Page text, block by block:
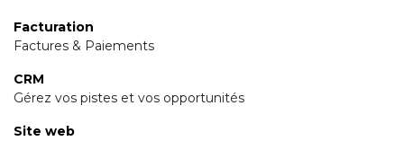
Facturation
Factures & Paiements
CRM
Gérez vos pistes et vos opportunités
Site web